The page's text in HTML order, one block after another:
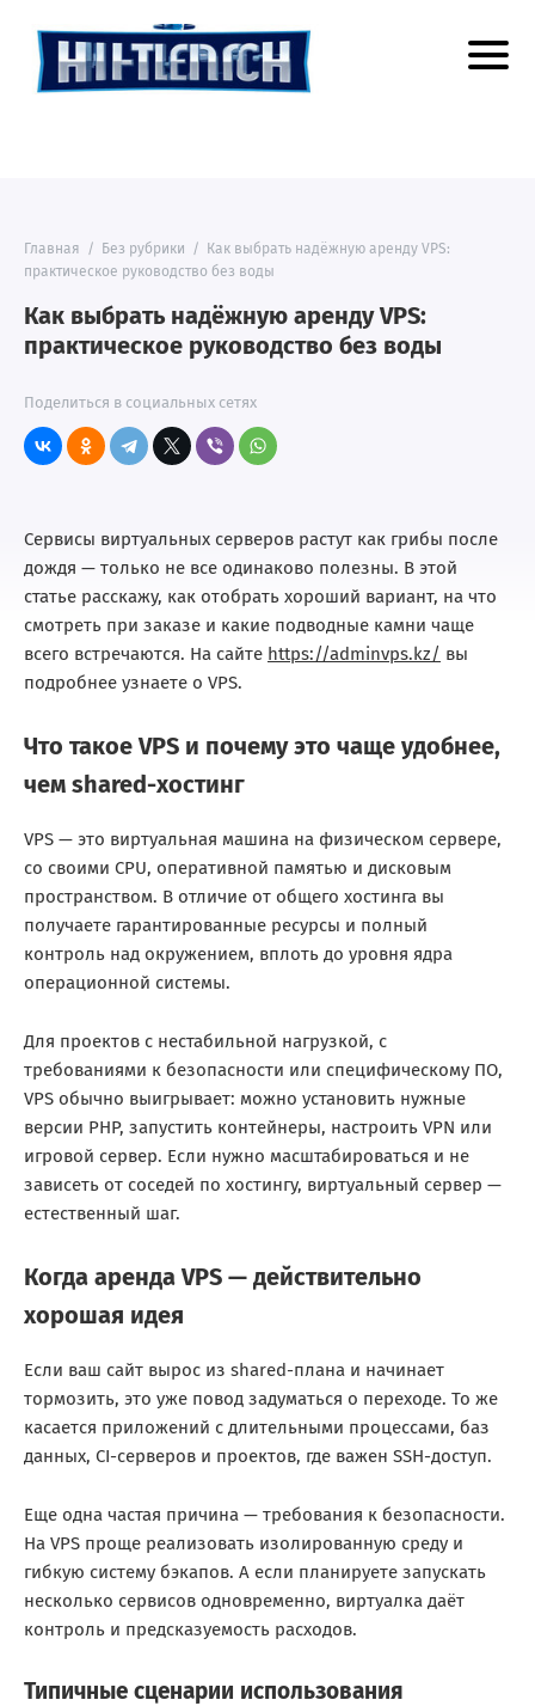
Главная / Без рубрики /
Как выбрать надёжную аренду VPS:
практическое руководство без воды
Как выбрать надёжную аренду VPS:
практическое руководство без воды
Поделиться в социальных сетях
Сервисы виртуальных серверов растут как грибы после
дождя — только не все одинаково полезны. В этой
статье расскажу, как отобрать хороший вариант, на что
смотреть при заказе и какие подводные камни чаще
всего встречаются. На сайте https://adminvps.kz/ вы
подробнее узнаете о VPS.
Что такое VPS и почему это чаще удобнее,
чем shared-хостинг
VPS — это виртуальная машина на физическом сервере,
со своими CPU, оперативной памятью и дисковым
пространством. В отличие от общего хостинга вы
получаете гарантированные ресурсы и полный
контроль над окружением, вплоть до уровня ядра
операционной системы.
Для проектов с нестабильной нагрузкой, с
требованиями к безопасности или специфическому ПО,
VPS обычно выигрывает: можно установить нужные
версии PHP, запустить контейнеры, настроить VPN или
игровой сервер. Если нужно масштабироваться и не
зависеть от соседей по хостингу, виртуальный сервер —
естественный шаг.
Когда аренда VPS — действительно
хорошая идея
Если ваш сайт вырос из shared-плана и начинает
тормозить, это уже повод задуматься о переходе. То же
касается приложений с длительными процессами, баз
данных, CI-серверов и проектов, где важен SSH-доступ.
Еще одна частая причина — требования к безопасности.
На VPS проще реализовать изолированную среду и
гибкую систему бэкапов. А если планируете запускать
несколько сервисов одновременно, виртуалка даёт
контроль и предсказуемость расходов.
Типичные сценарии использования